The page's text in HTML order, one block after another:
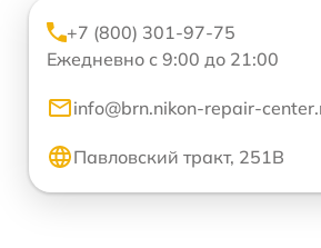
+7 (800) 301-97-75
Ежедневно с 9:00 до 21:00
info@brn.nikon-repair-
Павловский тракт, 251В